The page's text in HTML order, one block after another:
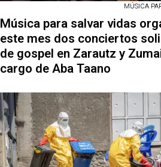
MÚSICA
Música para salvar vidas
este mes dos conciertos
de gospel en Zarautz y
cargo de Aba Taano